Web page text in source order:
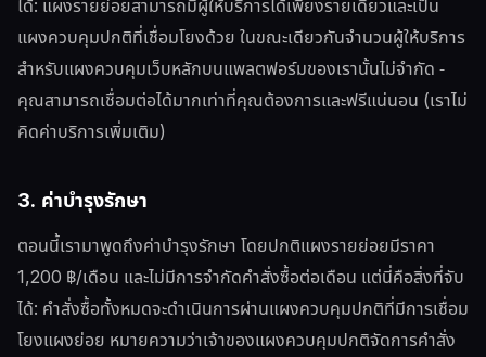
ได้: แผงรายย่อยสามารถมีผู้ให้บริการได้เพียงรายเดียวและเป็น
แผงควบคุมปกติที่เชื่อมโยงด้วย ในขณะเดียวกันจำนวนผู้ให้บริการ
สำหรับแผงควบคุมเว็บหลักบนแพลตฟอร์มของเรานั้นไม่จำกัด -
คุณสามารถเชื่อมต่อได้มากเท่าที่คุณต้องการและฟรีแน่นอน (เราไม่
คิดค่าบริการเพิ่มเติม)
3. ค่าบำรุงรักษา
ตอนนี้เรามาพูดถึงค่าบำรุงรักษา โดยปกติแผงรายย่อยมีราคา
1,200 ฿/เดือน และไม่มีการจำกัดคำสั่งซื้อต่อเดือน แต่นี่คือสิ่งที่จับ
ได้: คำสั่งซื้อทั้งหมดจะดำเนินการผ่านแผงควบคุมปกติที่มีการเชื่อม
โยงแผงย่อย หมายความว่าเจ้าของแผงควบคุมปกติจัดการคำสั่ง